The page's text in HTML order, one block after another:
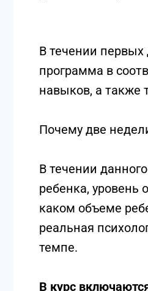
В течении первых
программа в
навыков, а также
Почему две
В течении
ребенка, уровень
каком объеме
реальная
темпе.
В курс